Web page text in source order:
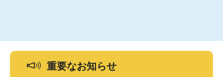
重要なお知らせ